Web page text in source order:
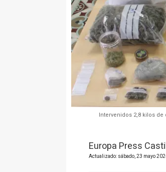
Intervenidos 2,8 kilos
Europa Press
Actualizado: sábado, 23 mayo